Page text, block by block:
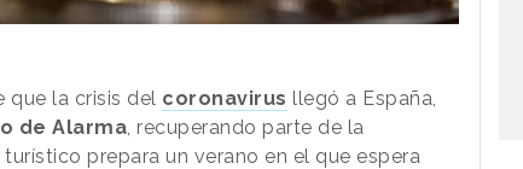
que la crisis del coronavirus llegó a España,
de Alarma , recuperando parte de la
prepara un verano en el que espera